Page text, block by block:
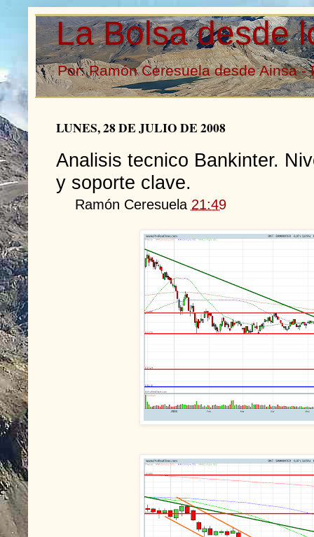
La Bolsa desde
Por: Ramón Ceresuela desde Ainsa -
LUNES, 28 DE JULIO DE 2008
Analisis tecnico Bankinter.
y soporte clave.
Ramón Ceresuela 21:49